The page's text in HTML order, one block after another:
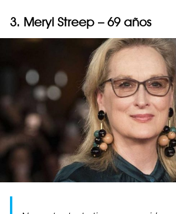
3. Meryl Streep – 69 años